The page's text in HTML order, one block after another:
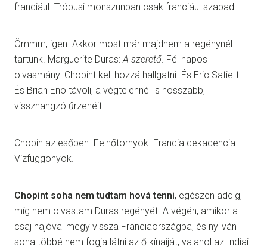
franciául. Trópusi monszunban csak franciául szabad.
Ömmm, igen. Akkor most már majdnem a regénynél
tartunk. Marguerite Duras: A szerető . Fél napos
olvasmány. Chopint kell hozzá hallgatni. És Eric Satie-t.
És Brian Eno távoli, a végtelennél is hosszabb,
visszhangzó űrzenéit.
Chopin az esőben. Felhőtornyok. Francia dekadencia.
Vízfüggönyök.
Chopint soha nem tudtam hová tenni, egészen addig,
míg nem olvastam Duras regényét. A végén, amikor a
csaj hajóval megy vissza Franciaországba, és nyilván
soha többé nem fogja látni az ő kínaiját, valahol az Indiai